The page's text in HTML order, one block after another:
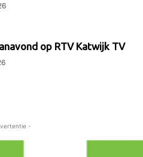
op RTV Katwijk TV
-